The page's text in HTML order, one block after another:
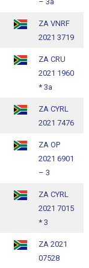
ZA VNRF
2021 3719
ZA CRU
2021 1960
* 3a
ZA CYRL
2021 7476
ZA OP
2021 6901
– 3
ZA CYRL
2021 7015
* 3
ZA 2021
07528